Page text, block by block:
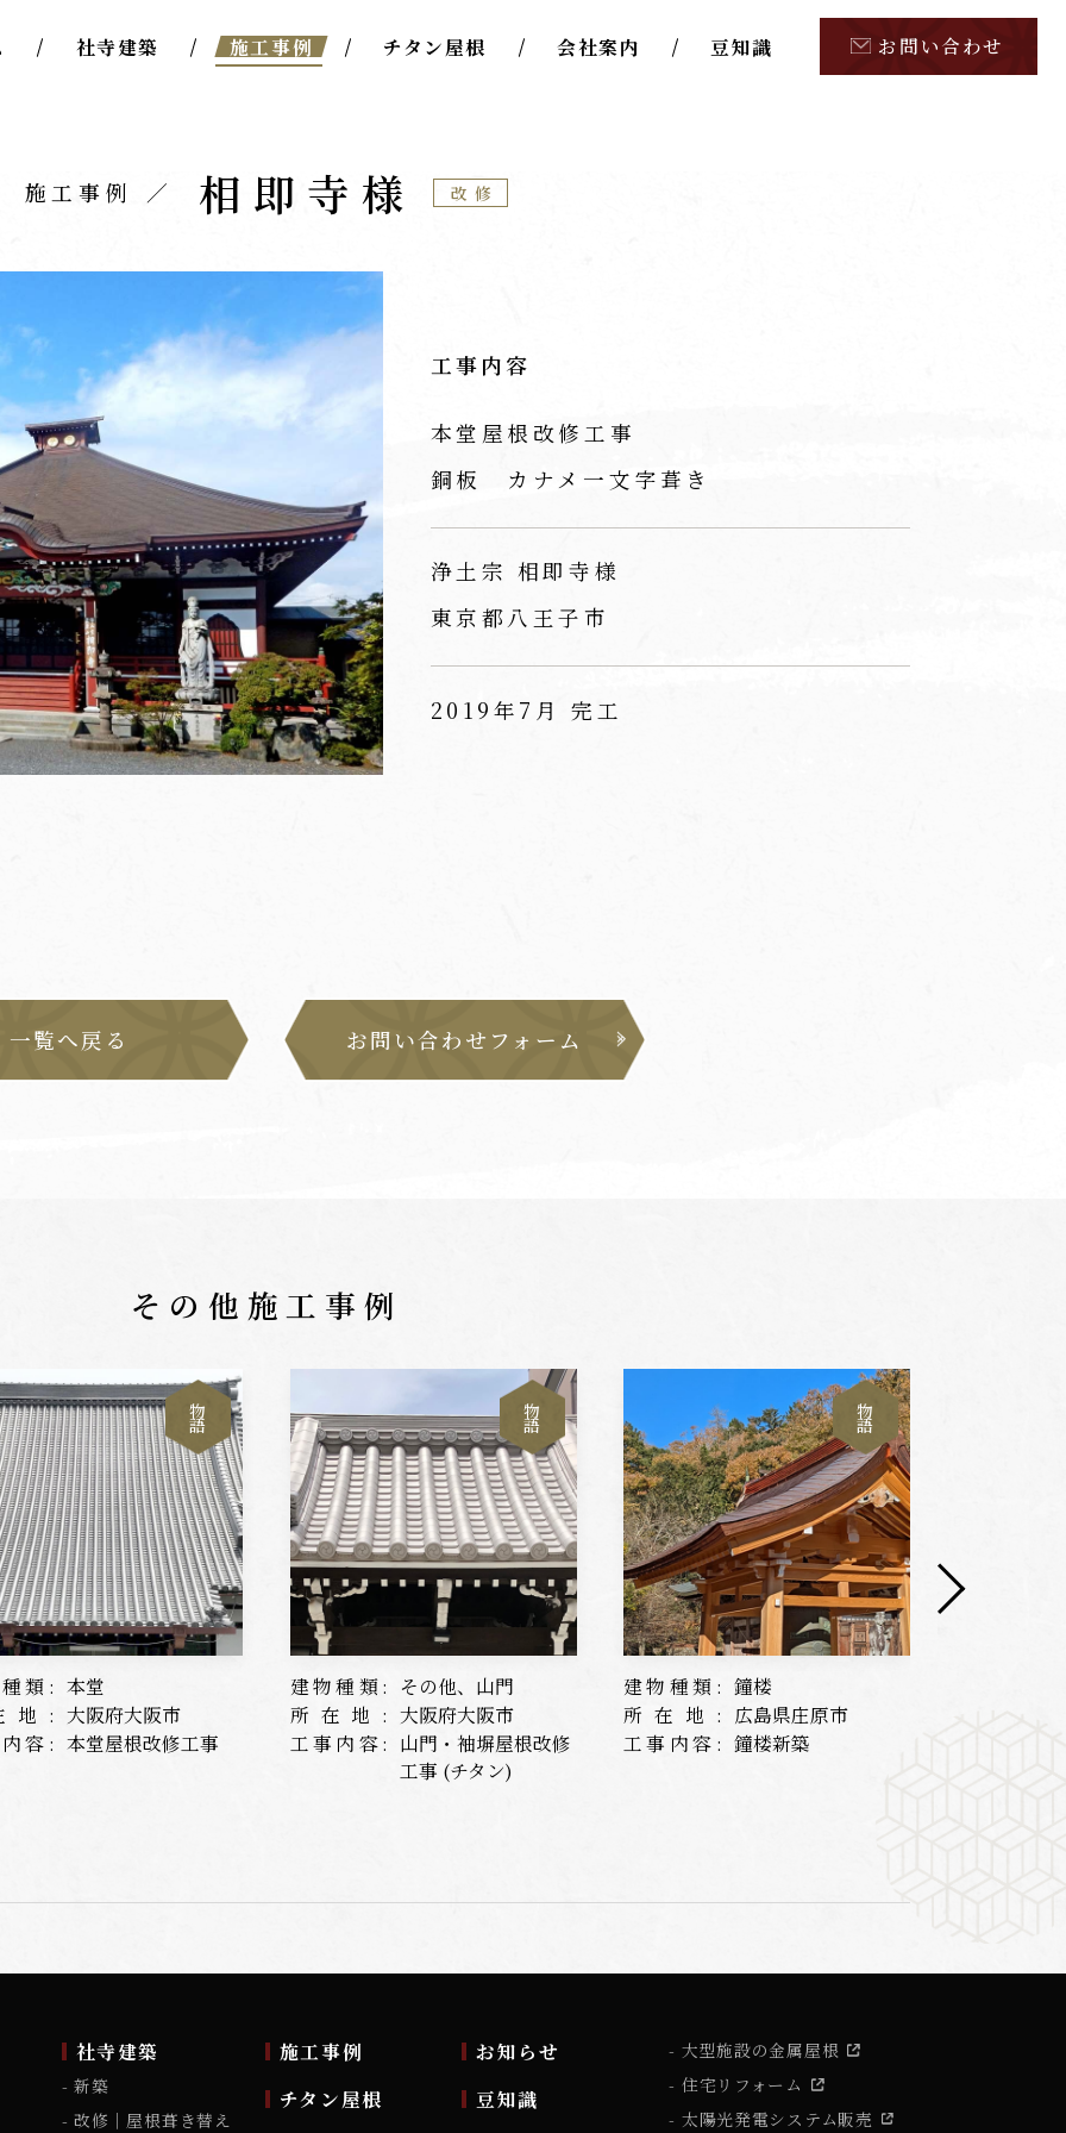
社寺建築 施工事例 チタン屋根 会社案内 豆知識 お問い合わせ
施工事例 相即寺様 改修
工事内容
本堂屋根改修工事
銅板 カナメ一文字葺き
浄土宗 相即寺様
東京都八王子市
2019年7月 完工
一覧へ戻る お問い合わせフォーム
その他施工事例
物
語
類: 本堂
地: 大阪府大阪市
容: 本堂屋根改修工事
物
語
建物種類:
その他、山門
所在地: 大阪府大阪市
工事内容: 山門・袖塀屋根改修
工事 (チタン)
物
語
建物種類: 鐘楼
所在地: 広島県庄原市
工事内容: 鐘楼新築
社寺建築
新築
改修｜屋根葺き替え
施工事例
チタン屋根
お知らせ
豆知識
大型施設の金属屋根
住宅リフォーム
太陽光発電システム販売